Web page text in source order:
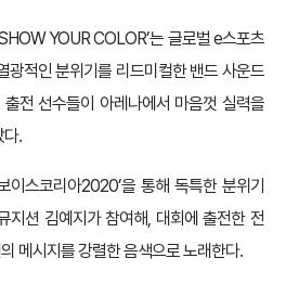
YOUR COLOR’는 글로벌 e스포츠
광적인 분위기를 리드미컬한 밴드 사운드
전 선수들이 아레나에서 마음껏 실력을
다.
이스코리아2020’을 통해 독특한 분위기
지션 김예지가 참여해, 대회에 출전한 전
메시지를 강렬한 음색으로 노래한다.